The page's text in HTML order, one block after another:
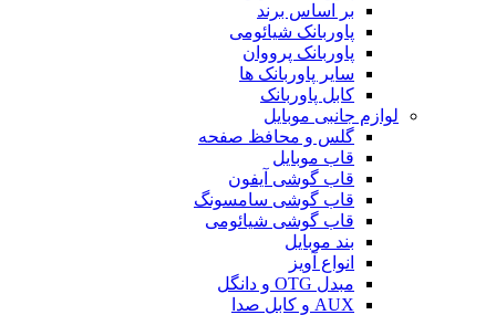
بر اساس برند
پاوربانک شیائومی
پاوربانک پرووان
سایر پاوربانک ها
کابل پاوربانک
لوازم جانبی موبایل
گلس و محافظ صفحه
قاب موبایل
قاب گوشی آیفون
قاب گوشی سامسونگ
قاب گوشی شیائومی
بند موبایل
انواع آویز
مبدل OTG و دانگل
AUX و کابل صدا